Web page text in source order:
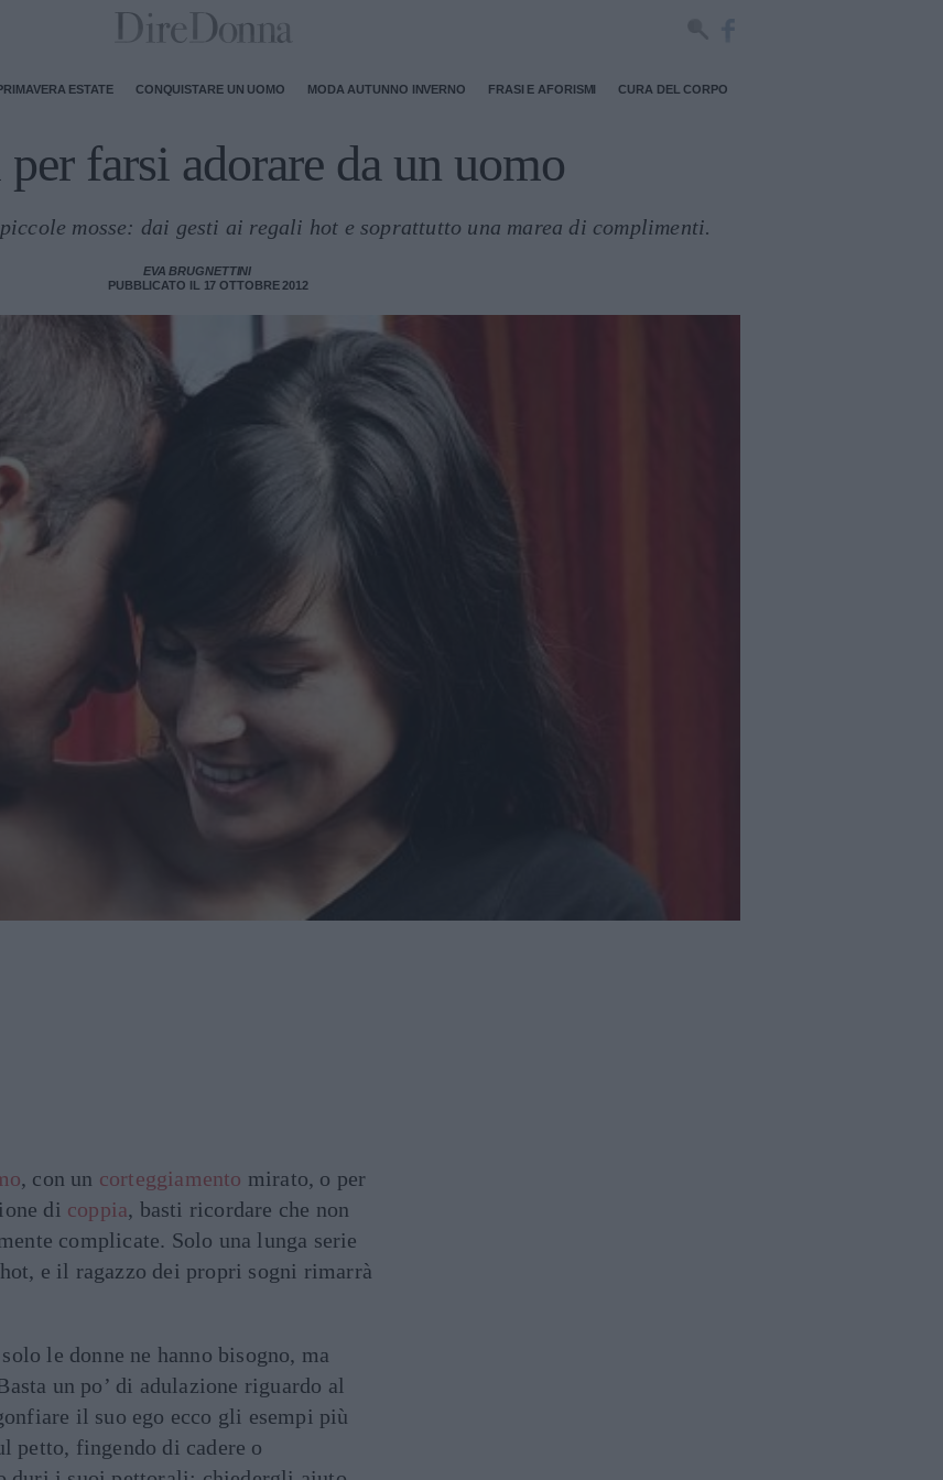
ESTATE CONQUISTARE UN UOMO MODA AUTUNNO INVERNO FRASI E AFORISMI CURA DEL CORPO
farsi adorare da un uomo
mosse: dai gesti ai regali hot e soprattutto una marea di complimenti.
EVA BRUGNETTINI
PUBBLICATO IL 17 OTTOBRE 2012
, con un corteggiamento mirato, o per
di coppia, basti ricordare che non
complicate. Solo una lunga serie
e il ragazzo dei propri sogni rimarrà
le donne ne hanno bisogno, ma
un po’ di adulazione riguardo al
il suo ego ecco gli esempi più
petto, fingendo di cadere o